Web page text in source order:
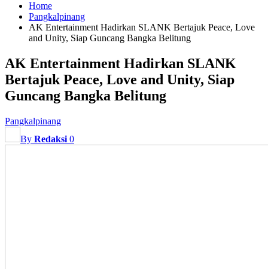
Home
Pangkalpinang
AK Entertainment Hadirkan SLANK Bertajuk Peace, Love
and Unity, Siap Guncang Bangka Belitung
AK Entertainment Hadirkan SLANK
Bertajuk Peace, Love and Unity, Siap
Guncang Bangka Belitung
Pangkalpinang
By Redaksi 0